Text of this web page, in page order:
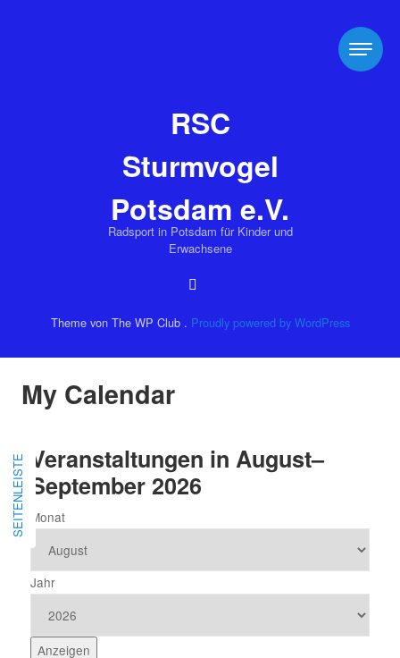
My Calendar
Veranstaltungen in August–
September 2026
Monat
Jahr
SEITENLEISTE
RSC
Sturmvogel
Potsdam e.V.
Radsport in Potsdam für Kinder und
Erwachsene
Theme von The WP Club . Proudly powered by WordPress